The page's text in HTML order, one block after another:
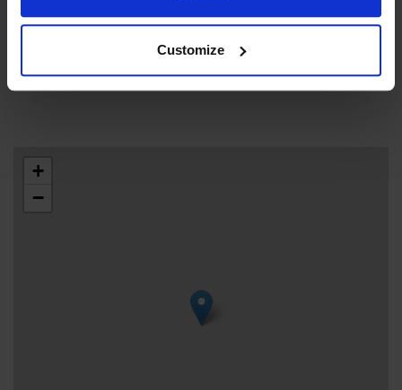
Customize
besökare som uppvisar ICOM-kort, ICOMOS-kort,
Finlands museiförbunds museikort eller presskort.
+
−